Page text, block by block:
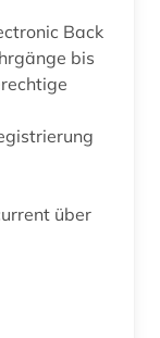
Back
bis
über